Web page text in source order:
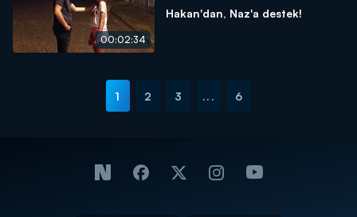
00:02:34
Hakan'dan, Naz'a destek!
1 2 3 ... 6